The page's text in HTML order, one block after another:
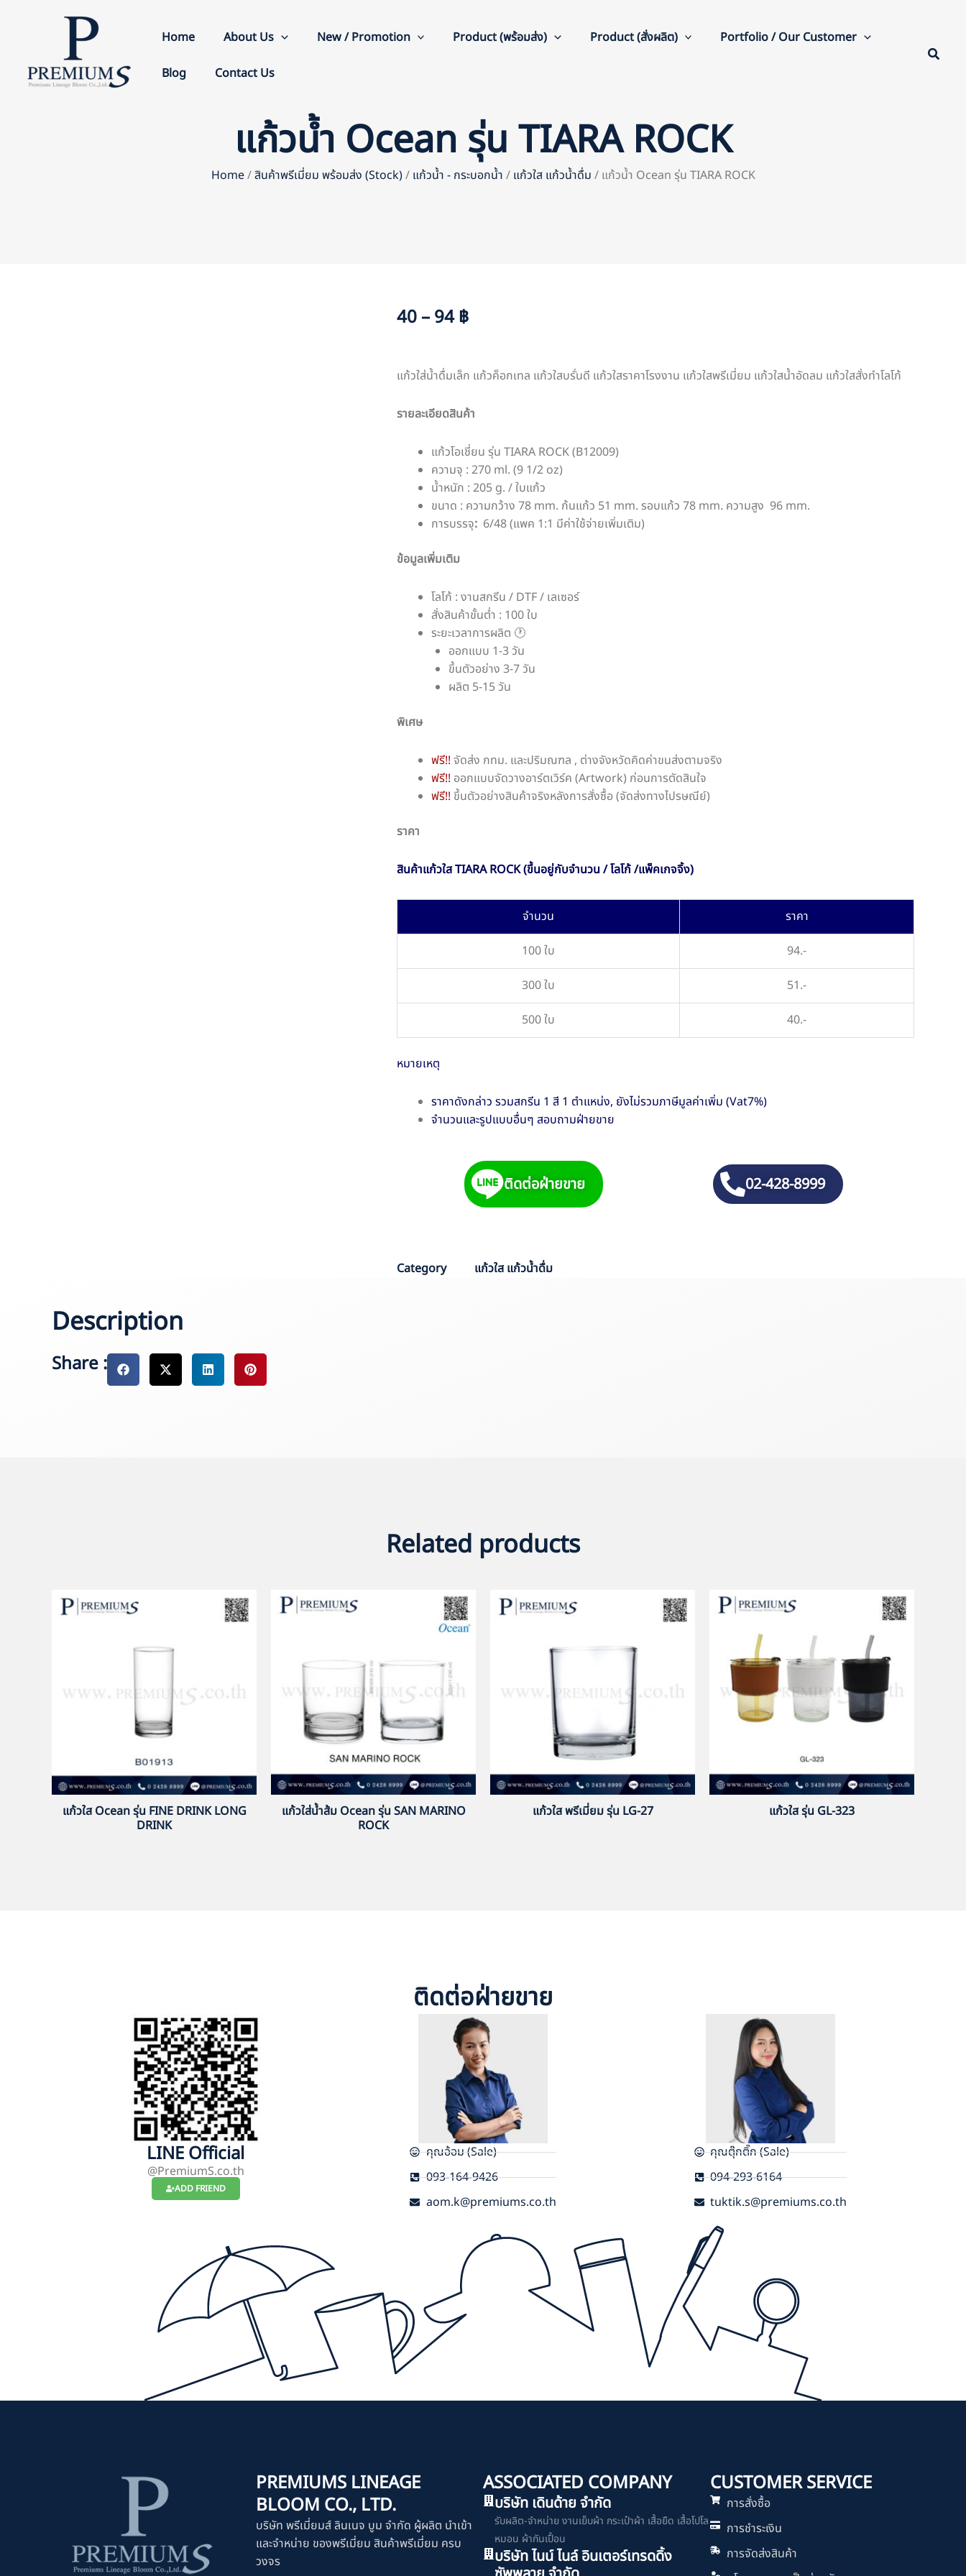
Home About Us New / Promotion Product (พร้อมส่ง) Product (สั่งผลิต) Portfolio / Our Customer
Blog Contact Us
แก้วน้ำ Ocean รุ่น TIARA ROCK
Home/สินค้าพรีเมี่ยม พร้อมส่ง (Stock)/ แก้วน้ำ - กระบอกน้ำ / แก้วใส แก้วน้ำดื่ม / แก้วน้ำ Ocean รุ่น TIARA ROCK
40 – 94 ฿
แก้วใส่น้ำดื่มเล็ก แก้วค็อกเทล แก้วใสบรั่นดี แก้วใสราคาโรงงาน แก้วใสพรีเมี่ยม แก้วใสน้ำอัดลม แก้วใสสั่งทำโลโก้
รายละเอียดสินค้า
แก้วโอเชี่ยน รุ่น TIARA ROCK (B12009)
ความจุ : 270 ml. (9 1/2 oz)
น้ำหนัก : 205 g. / ใบแก้ว
ขนาด : ความกว้าง 78 mm. ก้นแก้ว 51 mm. รอบแก้ว 78 mm. ความสูง 96 mm.
การบรรจุ: 6/48 (แพค 1:1 มีค่าใช้จ่ายเพิ่มเติม)
ข้อมูลเพิ่มเติม
โลโก้ : งานสกรีน / DTF / เลเซอร์
สั่งสินค้าขั้นต่ำ : 100 ใบ
ระยะเวลาการผลิต 🕐
ออกแบบ 1-3 วัน
ขึ้นตัวอย่าง 3-7 วัน
ผลิต 5-15 วัน
พิเศษ
ฟรี!! จัดส่ง กทม. และปริมณฑล , ต่างจังหวัดคิดค่าขนส่งตามจริง
ฟรี!! ออกแบบจัดวางอาร์ตเวิร์ค (Artwork) ก่อนการตัดสินใจ
ฟรี!! ขึ้นตัวอย่างสินค้าจริงหลังการสั่งซื้อ (จัดส่งทางไปรษณีย์)
ราคา
สินค้าแก้วใส TIARA ROCK (ขึ้นอยู่กับจำนวน / โลโก้ /แพ็คเกจจิ้ง)
จำนวน
ราคา
100 ใบ
94.-
300 ใบ
51.-
500 ใบ
40.-
หมายเหตุ
ราคาดังกล่าว รวมสกรีน 1 สี 1 ตำแหน่ง, ยังไม่รวมภาษีมูลค่าเพิ่ม (Vat7%)
จำนวนและรูปแบบอื่นๆ สอบถามฝ่ายขาย
ติดต่อฝ่ายขาย 02-428-8999
Category แก้วใส แก้วน้ำดื่ม
Description
Share :
Related products
แก้วใส Ocean รุ่น FINE DRINK LONG
DRINK
แก้วใส่น้ำส้ม Ocean รุ่น SAN MARINO
ROCK
แก้วใส พรีเมี่ยม รุ่น LG-27 แก้วใส รุ่น GL-323
ติดต่อฝ่ายขาย
LINE Official
@PremiumS.co.th
ADD FRIEND
คุณอ้อม (Sale)
093-164-9426
aom.k@premiums.co.th
คุณตุ๊กติ๊ก (Sale)
094-293-6164
tuktik.s@premiums.co.th
PREMIUMS LINEAGE
BLOOM CO., LTD.
บริษัท พรีเมี่ยมส์ ลินเนจ บูม จำกัด ผู้ผลิต นำเข้า
และจำหน่าย ของพรีเมี่ยม สินค้าพรีเมี่ยม ครบ
วงจร
ASSOCIATED COMPANY
บริษัท เดินด้าย จำกัด
รับผลิต-จำหน่าย งานเย็บผ้า กระเป๋าผ้า เสื้อยืด เสื้อโปโล
หมอน ผ้ากันเปื้อน
บริษัท ไนน์ ไนล์ อินเตอร์เทรดดิ้ง
CUSTOMER SERVICE
การสั่งซื้อ
การชำระเงิน
การจัดส่งสินค้า